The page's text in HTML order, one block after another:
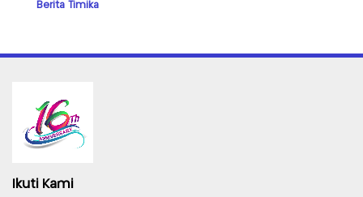
Berita Timika
Ikuti Kami